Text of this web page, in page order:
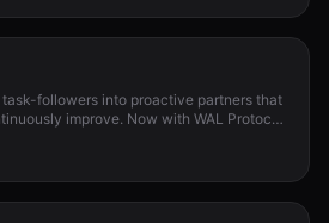
task-followers into proactive partners that
improve. Now with WAL Protocol,